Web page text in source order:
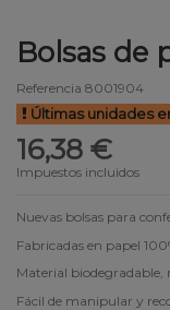
Bolsas de
Referencia 8001904
Últimas unidades
16,38 €
Impuestos incluidos
Nuevas bolsas para
Fabricadas en papel
Material biodegradable,
Fácil de manipular y